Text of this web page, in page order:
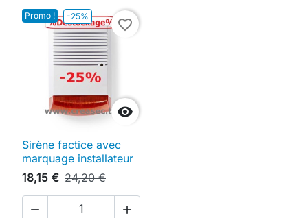
Promo ! -25%

favorite_border
Sirène factice avec
marquage installateur
18,15 € 24,20 €
 